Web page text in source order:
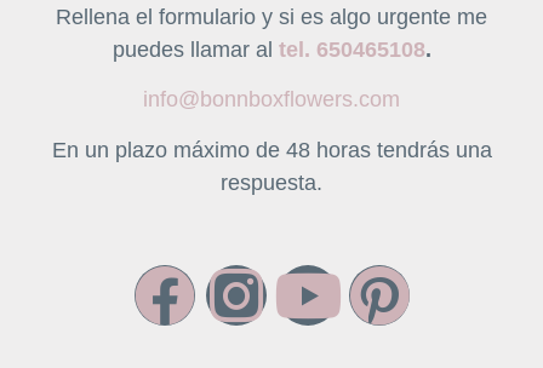
Rellena el formulario y si es algo urgente me
puedes llamaral tel. 650465108.
info@bonnboxflowers.com
En un plazo máximo de 48 horas tendrás una
respuesta.